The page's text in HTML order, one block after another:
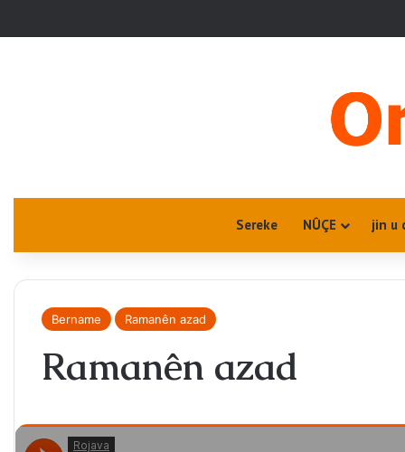
Sereke NÛÇE jin u
Bername Ramanên azad
Ramanên azad